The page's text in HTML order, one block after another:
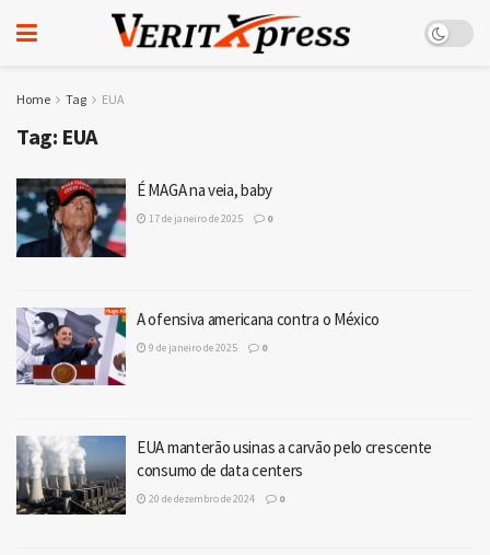
Home Tag EUA
Tag: EUA
É MAGA na veia, baby
17 de janeiro de 2025 0
A ofensiva americana contra o México
9 de janeiro de 2025 0
EUA manterão usinas a carvão pelo crescente
consumo de data centers
20 de dezembro de 2024 0